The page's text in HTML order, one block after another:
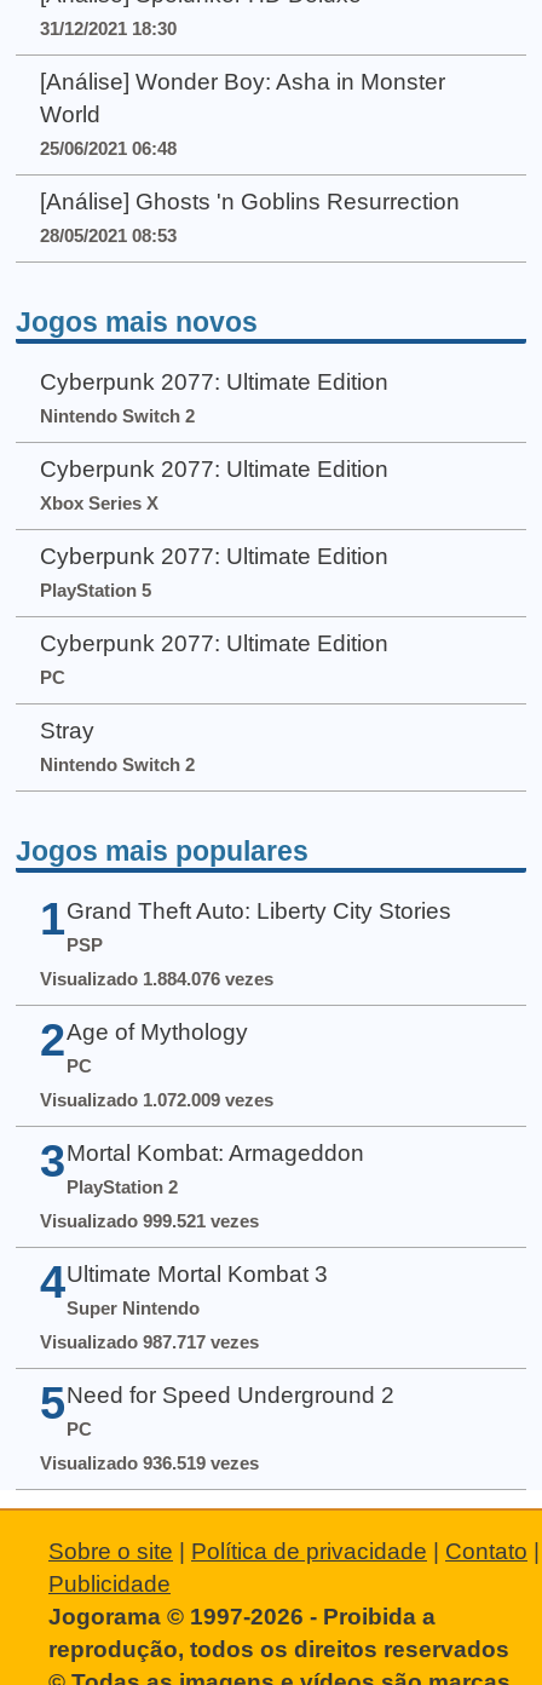
31/12/2021 18:30
[Análise] Wonder Boy: Asha in Monster
World
25/06/2021 06:48
[Análise] Ghosts 'n Goblins Resurrection
28/05/2021 08:53
Jogos mais novos
Cyberpunk 2077: Ultimate Edition
Nintendo Switch 2
Cyberpunk 2077: Ultimate Edition
Xbox Series X
Cyberpunk 2077: Ultimate Edition
PlayStation 5
Cyberpunk 2077: Ultimate Edition
PC
Stray
Nintendo Switch 2
Jogos mais populares
1 Grand Theft Auto: Liberty City Stories
PSP
Visualizado 1.884.076 vezes
2 Age of Mythology
PC
Visualizado 1.072.009 vezes
3 Mortal Kombat: Armageddon
PlayStation 2
Visualizado 999.521 vezes
4 Ultimate Mortal Kombat 3
Super Nintendo
Visualizado 987.717 vezes
5 Need for Speed Underground 2
PC
Visualizado 936.519 vezes
Sobre o site | Política de privacidade | Contato |
Publicidade
Jogorama © 1997-2026 - Proibida a
reprodução, todos os direitos reservados